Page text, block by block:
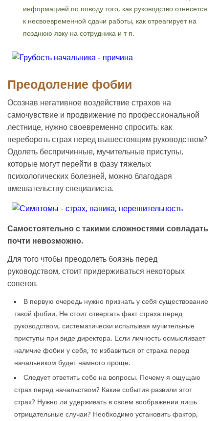
информацией по поводу того, как руководство отнесется
к несвоевременной сдачи работы, как отреагирует на
позднюю явку на сотрудника и т п.
Преодоление фобии
Осознав негативное воздействие страхов на
самочувствие и продвижение по профессиональной
лестнице, нужно своевременно спросить: как
перебороть страх перед вышестоящим руководством?
Одолеть беспричинные, мучительные приступы,
которые могут перейти в фазу тяжелых
психологических болезней, можно благодаря
вмешательству специалиста.
Самостоятельно с такими сложностями совладать
почти невозможно.
Для того чтобы преодолеть боязнь перед
руководством, стоит придерживаться некоторых
советов.
В первую очередь нужно признать у себя существование
такой фобии. Не стоит отвергать факт страха перед
руководством, систематически испытывая мучительные
приступы при виде директора. Если личность осмысливает
наличие фобии у себя, то избавиться от страха перед
начальником будет намного проще.
Следует ответить себе на вопросы. Почему я ощущаю
страх перед начальством? Какие события развили этот
страх? Нужно ли удерживать в своем воображении лишь
отрицательные случаи? Необходимо установить фактор,